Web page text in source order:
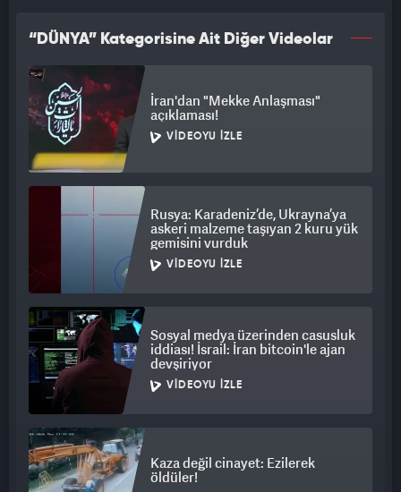
“DÜNYA” Kategorisine Ait Diğer Videolar
İran'dan "Mekke Anlaşması"
açıklaması!
VIDEOYU İZLE
Rusya: Karadeniz’de, Ukrayna’ya
askeri malzeme taşıyan 2 kuru yük
gemisini vurduk
VIDEOYU İZLE
Sosyal medya üzerinden casusluk
iddiası! İsrail: İran bitcoin'le ajan
devşiriyor
VIDEOYU İZLE
Kaza değil cinayet: Ezilerek
öldüler!